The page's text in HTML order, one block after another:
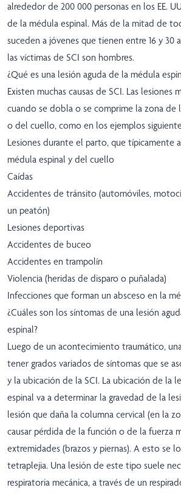
alrededor de 200 000 personas en los EE.
de la médula espinal. Más de la mitad de
suceden a jóvenes que tienen entre 16 y 30
las víctimas de SCI son hombres.
¿Qué es una lesión aguda de la médula
Existen muchas causas de SCI. Las lesiones
cuando se dobla o se comprime la zona de
o del cuello, como en los ejemplos
Lesiones durante el parto, que típicamente
médula espinal y del cuello
Caídas
Accidentes de tránsito (automóviles,
un peatón)
Lesiones deportivas
Accidentes de buceo
Accidentes en trampolín
Violencia (heridas de disparo o puñalada)
Infecciones que forman un absceso en la
¿Cuáles son los síntomas de una lesión
espinal?
Luego de un acontecimiento traumático,
tener grados variados de síntomas que se
y la ubicación de la SCI. La ubicación de la
espinal va a determinar la gravedad de la
lesión que daña la columna cervical (en la
causar pérdida de la función o de la fuerza
extremidades (brazos y piernas). A esto se
tetraplejia. Una lesión de este tipo suele
respiratoria mecánica, a través de un